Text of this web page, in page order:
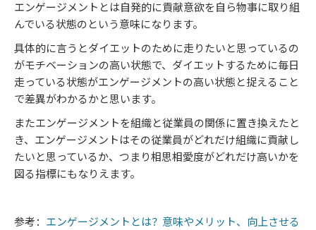
エンゲージメントとは自発的に貢献意欲を自ら物事に取り組
んでいる状態のという意味になります。
具体的に言うとダイエットのために走りたいと思っているの
がモチベーションの高い状態で、ダイエットするために毎日
走っている状態がエンゲージメントの高い状態と捉えること
で差異がわかるかと思います。
またエンゲージメントを組織と従業員の関係に置き換えたと
き、エンゲージメントはその従業員がどれだけ組織に貢献し
たいと思っているか、つまり相思相愛度がどれだけ高いかを
図る指標にもなりえます。
参考： エンゲージメントとは？意味やメリット、向上させる